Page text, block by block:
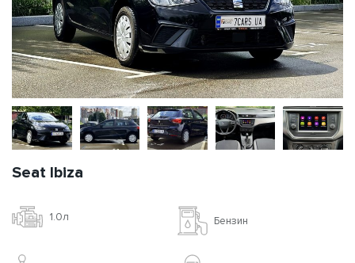
Seat Ibiza
1.0л Бензин